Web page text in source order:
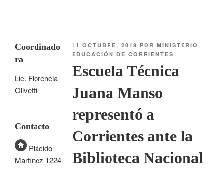
11 OCTUBRE, 2019 PORMINISTERIO
EDUCACIÓN DE CORRIENTES
Escuela Técnica
Juana Manso
representó a
Corrientes ante la
Biblioteca Nacional
Coordinado
ra
Lic. Florencia
Olivetti
Contacto
Plácido
Martínez 1224